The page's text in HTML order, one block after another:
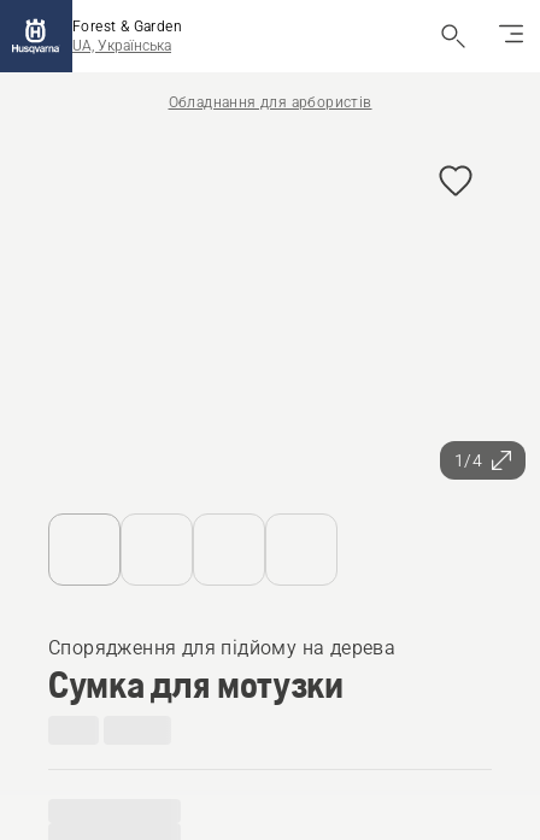
Forest & Garden
UA, Українська
Обладнання для арбористів
1/4
Спорядження для підйому на дерева
Сумка для мотузки